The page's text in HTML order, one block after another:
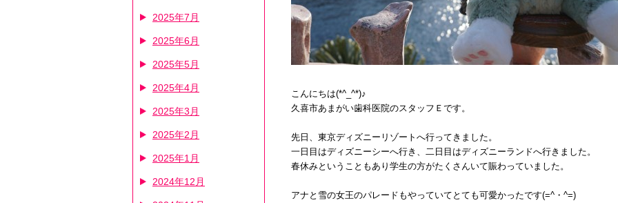
2025年7月
2025年6月
2025年5月
2025年4月
2025年3月
2025年2月
2025年1月
2024年12月
こんにちは(*^_^*)♪
久喜市あまがい歯科医院のスタッフＥです。
先日、東京ディズニーリゾートへ行ってきました。
一日目はディズニーシーへ行き、二日目はディズニーランドへ行きました。
春休みということもあり学生の方がたくさんいて賑わっていました。
アナと雪の女王のパレードもやっていてとても可愛かったです(=^ ・ ^=)